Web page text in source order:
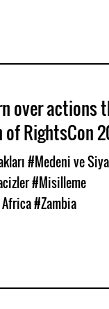
over actions
RightsCon
#Medeni ve
#Misilleme
#Zambia